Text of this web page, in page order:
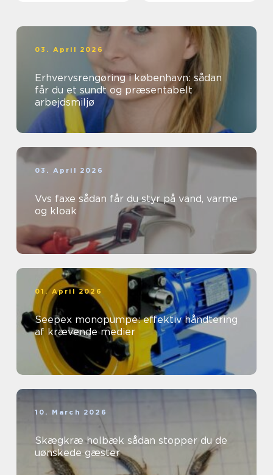
03. April 2026
Erhvervsrengøring i københavn: sådan
får du et sundt og præsentabelt
arbejdsmiljø
03. April 2026
Vvs faxe sådan får du styr på vand, varme
og kloak
01. April 2026
Seepex monopumpe: effektiv håndtering
af krævende medier
10. March 2026
Skægkræ holbæk sådan stopper du de
uønskede gæster